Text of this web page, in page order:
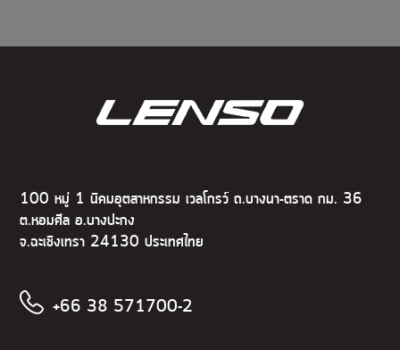
100 หมู่ 1 นิคมอุตสาหกรรม เวลโกรว์ ถ.บางนา-ตราด กม. 36
ต.หอมศีล อ.บางปะกง
จ.ฉะเชิงเทรา 24130 ประเทศไทย
+66 38 571700-2